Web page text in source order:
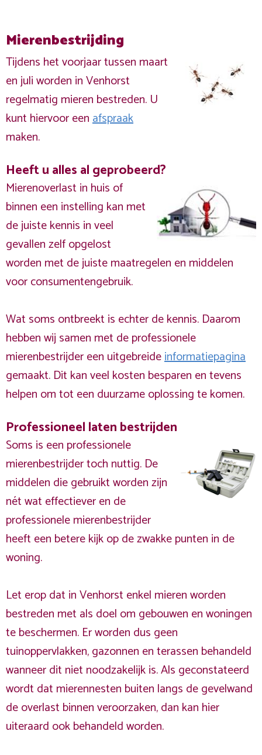
Mierenbestrijding
Tijdens het voorjaar tussen maart
en juli worden in Venhorst
regelmatig mieren bestreden. U
kunt hiervoor eenafspraak
maken.
Heeft u alles al geprobeerd?
Mierenoverlast in huis of
binnen een instelling kan met
de juiste kennis in veel
gevallen zelf opgelost
worden met de juiste maatregelen en middelen
voor consumentengebruik.
Wat soms ontbreekt is echter de kennis. Daarom
hebben wij samen met de professionele
mierenbestrijder een uitgebreideinformatiepagina
gemaakt. Dit kan veel kosten besparen en tevens
helpen om tot een duurzame oplossing te komen.
Professioneel laten bestrijden
Soms is een professionele
mierenbestrijder toch nuttig. De
middelen die gebruikt worden zijn
nét wat effectiever en de
professionele mierenbestrijder
heeft een betere kijk op de zwakke punten in de
woning.
Let erop dat in Venhorst enkel mieren worden
bestreden met als doel om gebouwen en woningen
te beschermen. Er worden dus geen
tuinoppervlakken, gazonnen en terassen behandeld
wanneer dit niet noodzakelijk is. Als geconstateerd
wordt dat mierennesten buiten langs de gevelwand
de overlast binnen veroorzaken, dan kan hier
uiteraard ook behandeld worden.